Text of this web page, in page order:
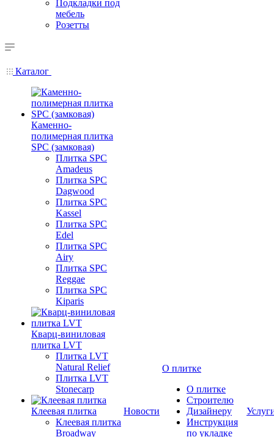
Подкладки под
мебель
Розетты
Каталог
Каменно-
полимерная плитка
SPC (замковая)
Плитка SPC
Amadeus
Плитка SPC
Dagwood
Плитка SPC
Kassel
Плитка SPC
Edel
Плитка SPC
Airy
Плитка SPC
Reggae
Плитка SPC
Kiparis
Кварц-виниловая
плитка LVT
Плитка LVT
Natural Relief
Плитка LVT
Stonecarp
Клеевая плитка
Клеевая плитка
Broadway
Новости
О плитке
О плитке
Строителю
Дизайнеру
Инструкция
по укладке